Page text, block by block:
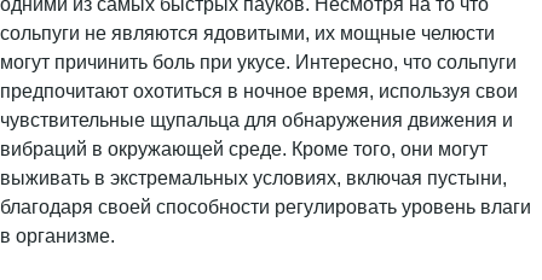
одними из самых быстрых пауков. Несмотря на то что
сольпуги не являются ядовитыми, их мощные челюсти
могут причинить боль при укусе. Интересно, что сольпуги
предпочитают охотиться в ночное время, используя свои
чувствительные щупальца для обнаружения движения и
вибраций в окружающей среде. Кроме того, они могут
выживать в экстремальных условиях, включая пустыни,
благодаря своей способности регулировать уровень влаги
в организме.